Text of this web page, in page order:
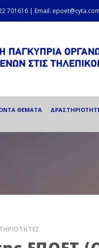
701616 | Email:
ΘΕΜΑΤΑ